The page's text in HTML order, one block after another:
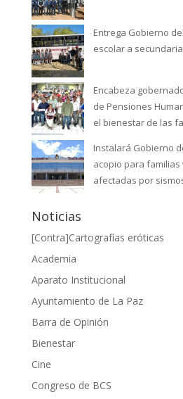
Entrega Gobierno
escolar a
Encabeza
de Pensiones
el bienestar de las
Instalará Gobierno
acopio para
afectadas por
Noticias
[Contra]Cartografías eróticas
Academia
Aparato Institucional
Ayuntamiento de La Paz
Barra de Opinión
Bienestar
Cine
Congreso de BCS